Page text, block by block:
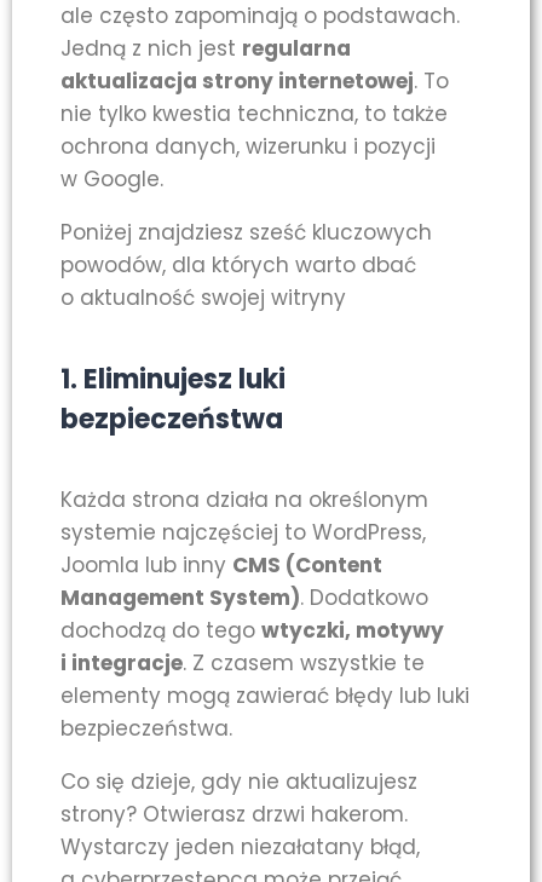
ale często zapominają o podstawach.
Jedną z nich jest regularna
aktualizacja strony internetowej. To
nie tylko kwestia techniczna, to także
ochrona danych, wizerunku i pozycji
w Google.
Poniżej znajdziesz sześć kluczowych
powodów, dla których warto dbać
o aktualność swojej witryny
1. Eliminujesz luki
bezpieczeństwa
Każda strona działa na określonym
systemie najczęściej to WordPress,
Joomla lub inny CMS (Content
Management System). Dodatkowo
dochodzą do tego wtyczki, motywy
i integracje. Z czasem wszystkie te
elementy mogą zawierać błędy lub luki
bezpieczeństwa.
Co się dzieje, gdy nie aktualizujesz
strony? Otwierasz drzwi hakerom.
Wystarczy jeden niezałatany błąd,